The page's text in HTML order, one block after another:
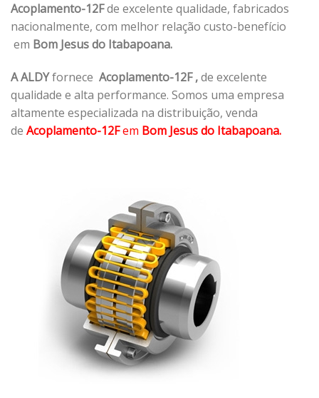
Acoplamento-12Fde excelente qualidade, fabricados
nacionalmente, com melhor relação custo-benefício
em Bom Jesus do Itabapoana.
A ALDYfornece Acoplamento-12F ,de excelente
qualidade e alta performance. Somos uma empresa
altamente especializada na distribuição, venda
de Acoplamento-12Fem Bom Jesus do Itabapoana.